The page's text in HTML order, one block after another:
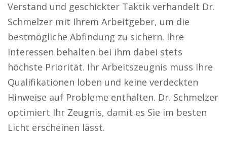
Verstand und geschickter Taktik verhandelt Dr.
Schmelzer mit Ihrem Arbeitgeber, um die
bestmögliche Abfindung zu sichern. Ihre
Interessen behalten bei ihm dabei stets
höchste Priorität. Ihr Arbeitszeugnis muss Ihre
Qualifikationen loben und keine verdeckten
Hinweise auf Probleme enthalten. Dr. Schmelzer
optimiert Ihr Zeugnis, damit es Sie im besten
Licht erscheinen lässt.